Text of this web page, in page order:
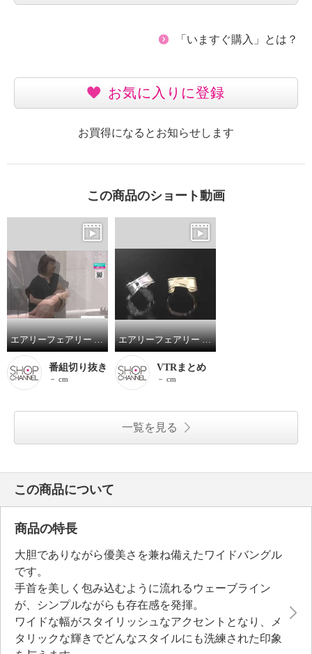
「いますぐ購入」とは？
お気に入りに登録
お買得になるとお知らせします
この商品のショート動画
エアリーフェアリー ウェーブメタル ワイドバングル
番組切り抜き
－ cm
エアリーフェアリー ウェーブメタル ワイドバングル
VTRまとめ
－ cm
一覧を見る
この商品について
商品の特長
大胆でありながら優美さを兼ね備えたワイドバングル
です。
手首を美しく包み込むように流れるウェーブライン
が、シンプルながらも存在感を発揮。
ワイドな幅がスタイリッシュなアクセントとなり、メ
タリックな輝きでどんなスタイルにも洗練された印象